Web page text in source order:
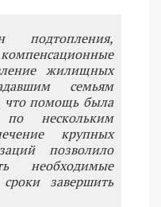
подтопления,
жилищных
семьям
что помощь была
по нескольким
крупных
позволило
необходимые
завершить